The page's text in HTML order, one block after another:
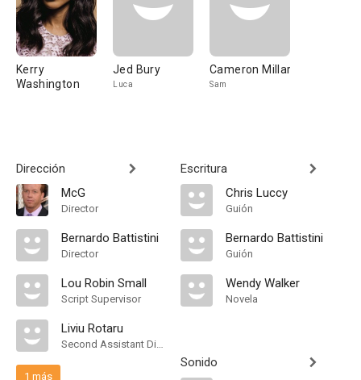
Kerry
Washington
Jed Bury
Luca
Cameron Millar
Sam
Dirección
McG
Director
Bernardo Battistini
Director
Lou Robin Small
Script Supervisor
Liviu Rotaru
Second Assistant Director
1 más
Escritura
Chris Luccy
Guión
Bernardo Battistini
Guión
Wendy Walker
Novela
Sonido